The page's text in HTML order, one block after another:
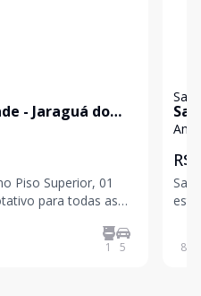
Piso Superior, 01
para todas as
1 5
R$
81